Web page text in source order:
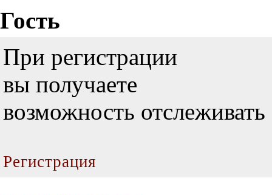
Гость
При регистрации
вы получаете
возможность
Регистрация